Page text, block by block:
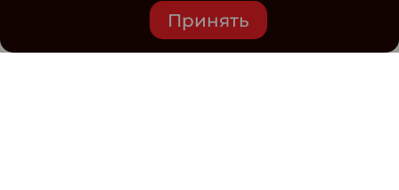
Принять